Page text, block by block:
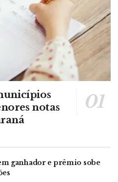
notas
ganhador e prêmio sobe